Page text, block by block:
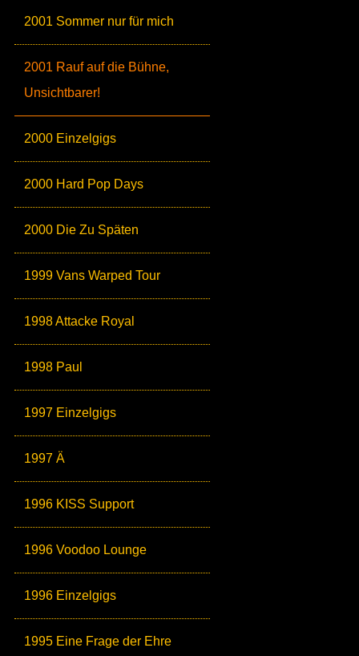
2001 Sommer nur für mich
2001 Rauf auf die Bühne,
Unsichtbarer!
2000 Einzelgigs
2000 Hard Pop Days
2000 Die Zu Späten
1999 Vans Warped Tour
1998 Attacke Royal
1998 Paul
1997 Einzelgigs
1997 Ä
1996 KISS Support
1996 Voodoo Lounge
1996 Einzelgigs
1995 Eine Frage der Ehre